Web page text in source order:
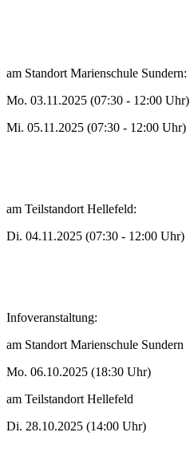
am Standort Marienschule Sundern:
Mo. 03.11.2025 (07:30 - 12:00 Uhr)
Mi. 05.11.2025 (07:30 - 12:00 Uhr)
am Teilstandort Hellefeld:
Di. 04.11.2025 (07:30 - 12:00 Uhr)
Infoveranstaltung:
am Standort Marienschule Sundern
Mo. 06.10.2025 (18:30 Uhr)
am Teilstandort Hellefeld
Di. 28.10.2025 (14:00 Uhr)